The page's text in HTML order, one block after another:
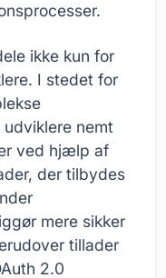
ikke kun for
I stedet for
nemt
ved hjælp af
der tilbydes
mere sikker
tillader
2.0